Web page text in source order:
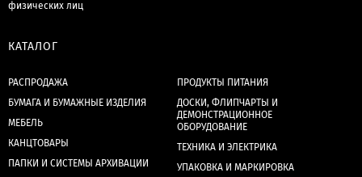
физических лиц
КАТАЛОГ
РАСПРОДАЖА
БУМАГА И БУМАЖНЫЕ ИЗДЕЛИЯ
МЕБЕЛЬ
КАНЦТОВАРЫ
ПАПКИ И СИСТЕМЫ АРХИВАЦИИ
ПРОДУКТЫ ПИТАНИЯ
ДОСКИ, ФЛИПЧАРТЫ И
ДЕМОНСТРАЦИОННОЕ
ОБОРУДОВАНИЕ
ТЕХНИКА И ЭЛЕКТРИКА
УПАКОВКА И МАРКИРОВКА